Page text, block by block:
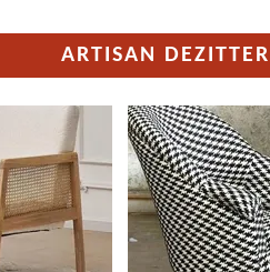
ARTISAN DEZITTER